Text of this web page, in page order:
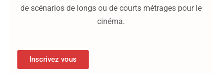
de scénarios de longs ou de courts métrages pour le
cinéma.
Inscrivez vous